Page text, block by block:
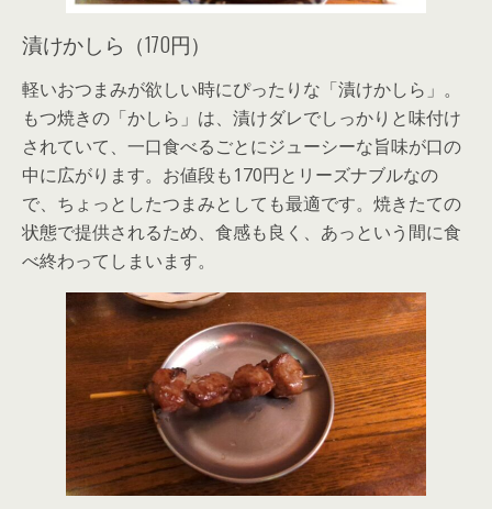
漬けかしら（170円）
軽いおつまみが欲しい時にぴったりな「漬けかしら」。
もつ焼きの「かしら」は、漬けダレでしっかりと味付け
されていて、一口食べるごとにジューシーな旨味が口の
中に広がります。お値段も170円とリーズナブルなの
で、ちょっとしたつまみとしても最適です。焼きたての
状態で提供されるため、食感も良く、あっという間に食
べ終わってしまいます。